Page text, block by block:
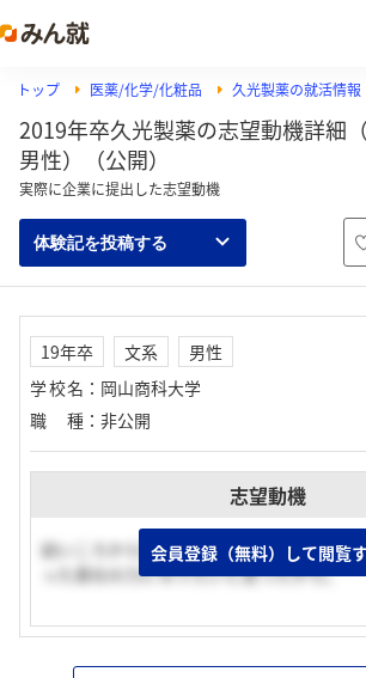
トップ 医薬/化学/化粧品 久光製薬の就活情報
2019年卒久光製薬の志望動機詳細
男性）（公開）
実際に企業に提出した志望動機
体験記を投稿する
19年卒 文系
男性
学校名 ： 岡山商科大学
職種 ： 非公開
志望動機
幼いころから貴社の商品を使用しており、
った貴社の力になりたいと思ったから。
会員登録（無料）して閲覧